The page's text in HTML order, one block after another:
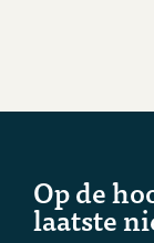
Op de
laatste